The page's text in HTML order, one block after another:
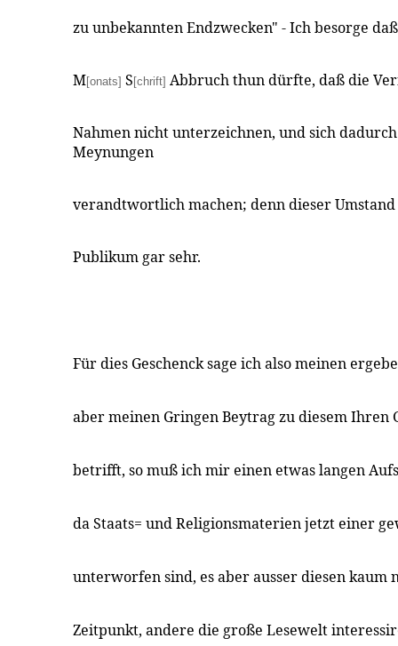
zu unbekannten Endzwecken" - Ich besorge
M[onats] S [chrift] Abbruch thun dürfte, daß die
Nahmen nicht unterzeichnen, und sich
Meynungen
verandtwortlich machen; denn dieser
Publikum gar sehr.
Für dies Geschenck sage ich also meinen
aber meinen Gringen Beytrag zu diesem Ihren
betrifft, so muß ich mir einen etwas langen
da Staats= und Religionsmaterien jetzt einer
unterworfen sind, es aber ausser diesen kaum
Zeitpunkt, andere die große Lesewelt